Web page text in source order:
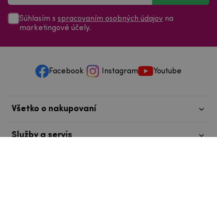
Súhlasím s spracovaním osobných údajov na
marketingové účely.
Facebook Instagram Youtube
Všetko o nakupovaní
Služby a servis